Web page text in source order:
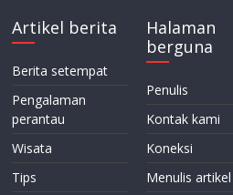
Artikel berita
Berita setempat
Pengalaman
perantau
Wisata
Tips
Halaman
berguna
Penulis
Kontak kami
Koneksi
Menulis artikel